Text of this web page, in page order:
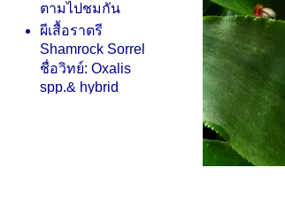
ตามไปชมกัน
ผีเสื้อราตรี
Shamrock Sorrel
ชื่อวิทย์: Oxalis
spp.& hybrid